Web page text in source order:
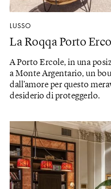
LUSSO
La Roqqa Porto
A Porto Ercole, in una
a Monte Argentario, un
dall’amore per questo
desiderio di proteggerlo.